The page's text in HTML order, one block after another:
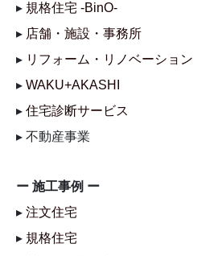
▸ 規格住宅 -BinO-
▸ 店舗・施設・事務所
▸ リフォーム・リノベーション
▸ WAKU+AKASHI
▸ 住宅診断サービス
▸ 不動産事業
ー 施工事例 ー
▸ 注文住宅
▸ 規格住宅